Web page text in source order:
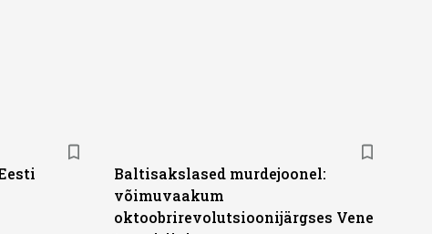
Baltisakslased murdejoonel:
võimuvaakum
oktoobrirevolutsioonijärgses Vene